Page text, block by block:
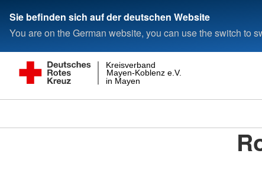
Sie befinden sich auf der deutschen Website
You are on the German website, you can use the switch to
in Mayen
Mayen-Koblenz e.V.
Kreisverband